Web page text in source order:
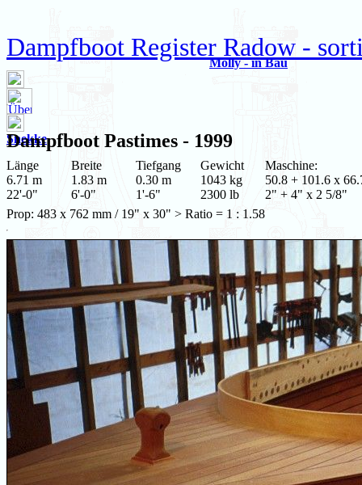
Dampfboot Register Radow -
Molly - in Bau
Snekke
Dampfboot Pastimes - 1999
Länge
6.71 m
22'-0"
Breite
1.83 m
6'-0"
Tiefgang
0.30 m
1'-6"
Gewicht
1043 kg
2300 lb
Maschine:
50.8 + 101.6 x
2" + 4" x 2 5/8"
Prop: 483 x 762 mm / 19" x 30" > Ratio = 1 : 1.58